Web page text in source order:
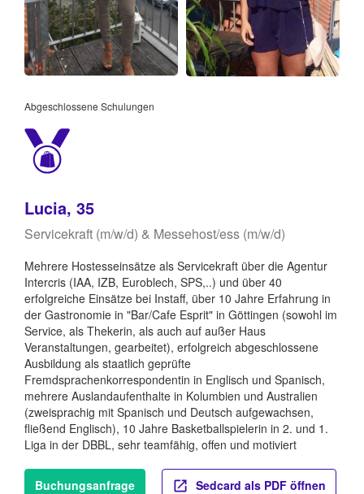
Abgeschlossene Schulungen
Lucia, 35
Servicekraft (m/w/d) & Messehost/ess (m/w/d)
Mehrere Hostesseinsätze als Servicekraft über die Agentur
Intercris (IAA, IZB, Euroblech, SPS,..) und über 40
erfolgreiche Einsätze bei Instaff, über 10 Jahre Erfahrung in
der Gastronomie in "Bar/Cafe Esprit" in Göttingen (sowohl im
Service, als Thekerin, als auch auf außer Haus
Veranstaltungen, gearbeitet), erfolgreich abgeschlossene
Ausbildung als staatlich geprüfte
Fremdsprachenkorrespondentin in Englisch und Spanisch,
mehrere Auslandaufenthalte in Kolumbien und Australien
(zweisprachig mit Spanisch und Deutsch aufgewachsen,
fließend Englisch), 10 Jahre Basketballspielerin in 2. und 1.
Liga in der DBBL, sehr teamfähig, offen und motiviert
Buchungsanfrage Sedcard als PDF öffnen